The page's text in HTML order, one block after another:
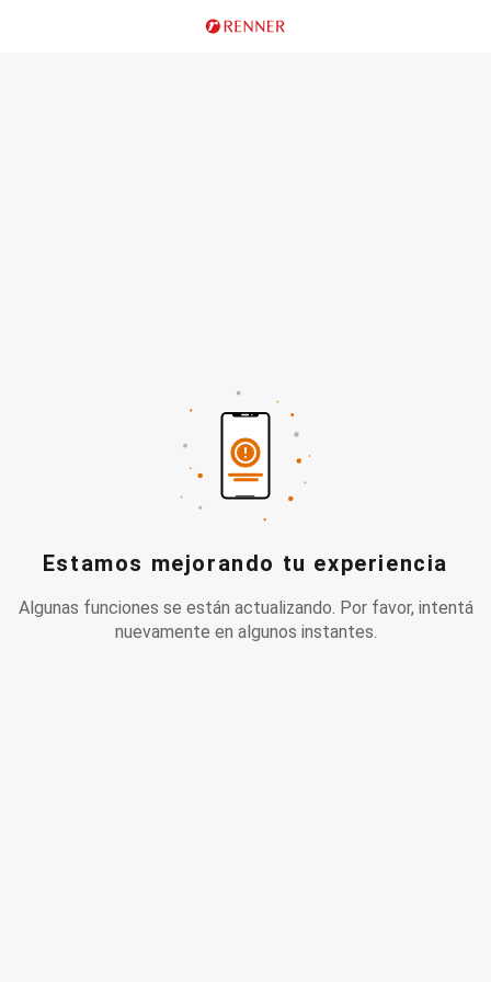
Estamos mejorando tu experiencia
Algunas funciones se están actualizando. Por favor, intentá
nuevamente en algunos instantes.